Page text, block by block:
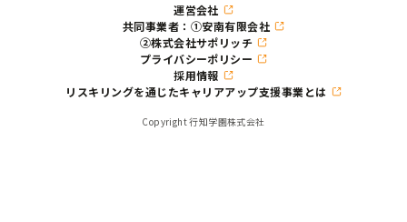
運営会社
共同事業者：①安南有限会社
②株式会社サポリッチ
プライバシーポリシー
採用情報
リスキリングを通じたキャリアアップ支援事業とは
Copyright 行知学園株式会社